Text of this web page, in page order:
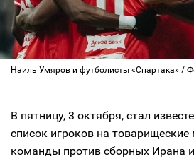
Наиль Умяров и футболисты «Спартака» /
В пятницу, 3 октября, стал
список игроков на товарищеские
команды против сборных Ирана